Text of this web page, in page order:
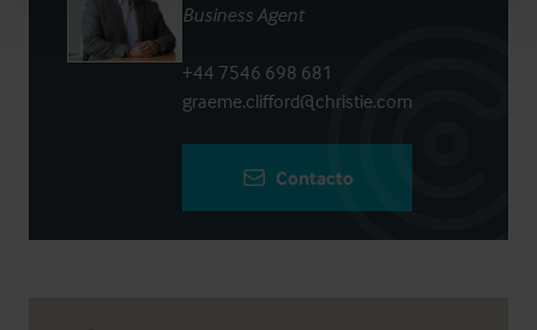
Business Agent
+44 7546 698 681
graeme.clifford@christie.com
Contacto